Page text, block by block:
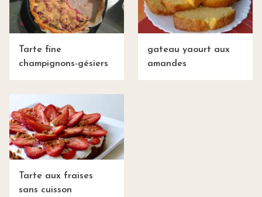
Tarte fine
champignons-gésiers
gateau yaourt aux
amandes
Tarte aux fraises
sans cuisson